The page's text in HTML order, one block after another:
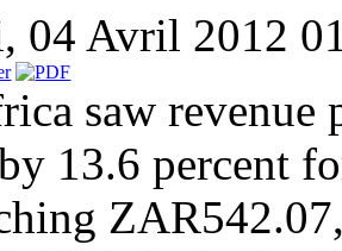
04 Avril 2012
saw revenue
13.6 percent